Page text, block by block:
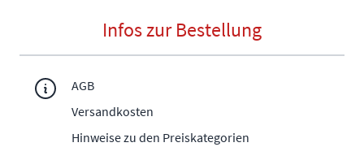
Infos zur Bestellung
AGB
Versandkosten
Hinweise zu den Preiskategorien